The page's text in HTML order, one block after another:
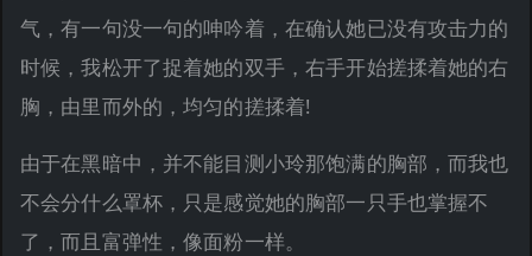
气，有一句没一句的呻吟着，在确认她已没有攻击力的
时候，我松开了捉着她的双手，右手开始搓揉着她的右
胸，由里而外的，均匀的搓揉着!
由于在黑暗中，并不能目测小玲那饱满的胸部，而我也
不会分什么罩杯，只是感觉她的胸部一只手也掌握不
了，而且富弹性，像面粉一样。